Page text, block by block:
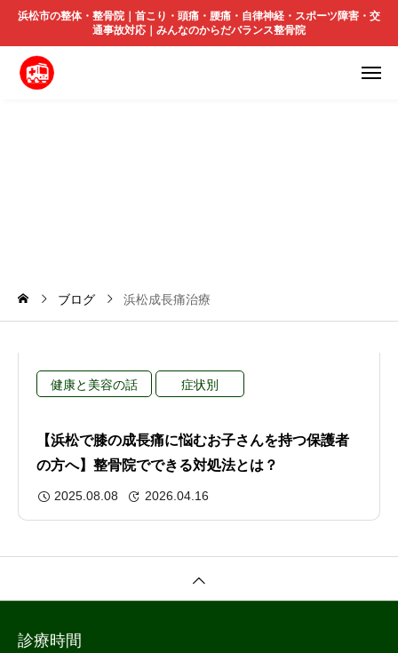
浜松市の整体・整骨院｜首こり・頭痛・腰痛・自律神経・スポーツ障害・交
通事故対応｜みんなのからだバランス整骨院
ブログ 浜松成長痛治療
健康と美容の話 症状別
【浜松で膝の成長痛に悩むお子さんを持つ保護者
の方へ】整骨院でできる対処法とは？
2025.08.08 2026.04.16
診療時間